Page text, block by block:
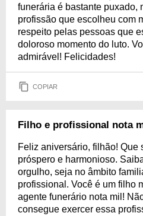
funerária é bastante puxado,
profissão que escolheu com
respeito pelas pessoas que
doloroso momento do luto.
admirável! Felicidades!
COPIAR
Filho e profissional nota
Feliz aniversário, filhão! Que
próspero e harmonioso.
orgulho, seja no âmbito
profissional. Você é um filho
agente funerário nota mil!
consegue exercer essa